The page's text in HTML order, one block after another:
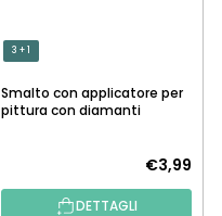
3 + 1
Smalto con applicatore per
pittura con diamanti
€3,99
DETTAGLI